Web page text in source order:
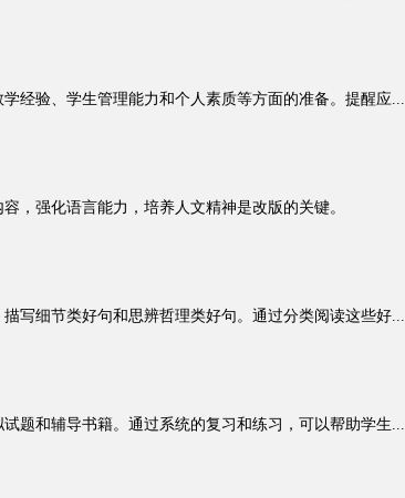
经验、学生管理能力和个人素质等方面的准备。提醒应...
，强化语言能力，培养人文精神是改版的关键。
写细节类好句和思辨哲理类好句。通过分类阅读这些好...
题和辅导书籍。通过系统的复习和练习，可以帮助学生...